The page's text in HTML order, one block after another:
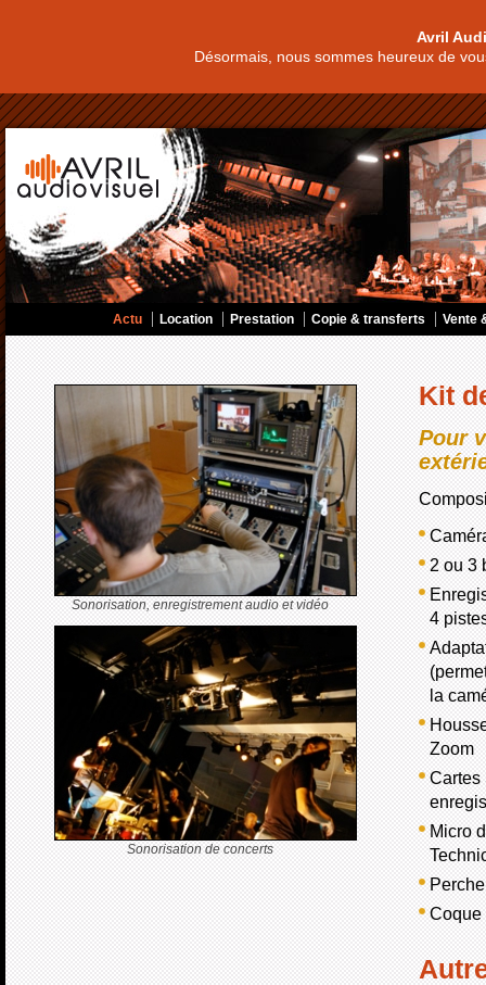
Avril
Désormais, nous sommes heureux de
Actu Location Prestation Copie & transferts Vente
Kit
Pour
2 ou 3
4
la
Zoom
Cartes
Micro
Coque
Sonorisation, enregistrement audio et vidéo
Sonorisation de concerts